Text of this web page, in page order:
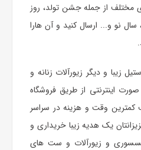
مختلف از جمله جشن تولد، روز
سال نو و... ارسال کنید و آن هارا
زیبا و دیگر زیورآلات زنانه و
اینترنتی از طریق فروشگاه
وقت و هزینه در سراسر
یک هدیه زیبا خریداری و
و زیورآلات و ست های